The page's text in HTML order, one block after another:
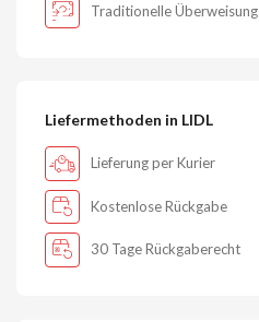
Traditionelle Überweisung
Liefermethoden in LIDL
Lieferung per Kurier
Kostenlose Rückgabe
30 Tage Rückgaberecht